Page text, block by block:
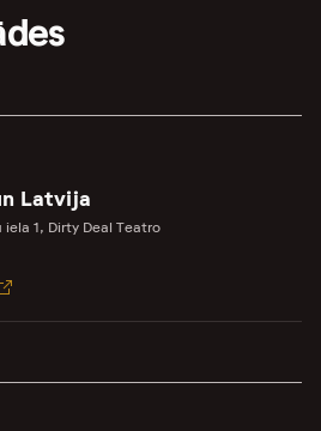
Latvija
iela 1, Dirty Deal Teatro